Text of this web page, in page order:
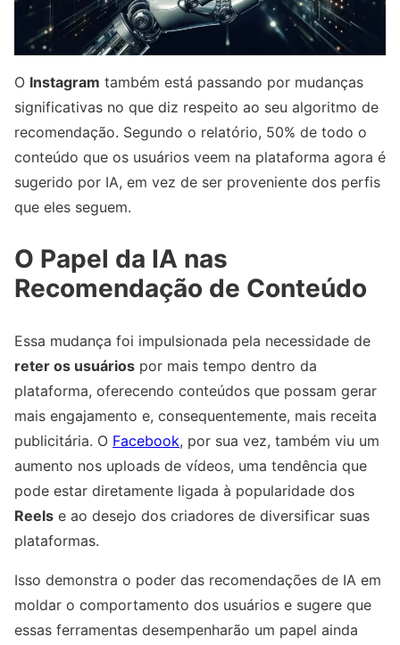
O Instagram também está passando por mudanças
significativas no que diz respeito ao seu algoritmo de
recomendação. Segundo o relatório, 50% de todo o
conteúdo que os usuários veem na plataforma agora é
sugerido por IA, em vez de ser proveniente dos perfis
que eles seguem.
O Papel da IA nas
Recomendação de Conteúdo
Essa mudança foi impulsionada pela necessidade de
reter os usuários por mais tempo dentro da
plataforma, oferecendo conteúdos que possam gerar
mais engajamento e, consequentemente, mais receita
publicitária. O Facebook, por sua vez, também viu um
aumento nos uploads de vídeos, uma tendência que
pode estar diretamente ligada à popularidade dos
Reels e ao desejo dos criadores de diversificar suas
plataformas.
Isso demonstra o poder das recomendações de IA em
moldar o comportamento dos usuários e sugere que
essas ferramentas desempenharão um papel ainda